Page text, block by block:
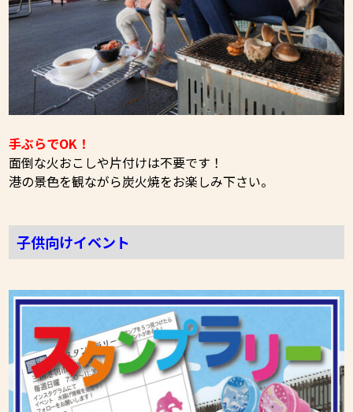
手ぶらでOK！
面倒な火おこしや片付けは不要です！
港の景色を観ながら炭火焼をお楽しみ下さい。
子供向けイベント